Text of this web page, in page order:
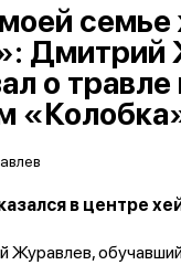
Дмитрий
о
в центре
Журавлев,